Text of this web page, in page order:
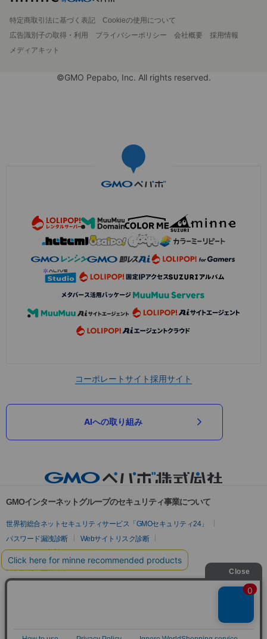
特定商取引法に基づく表記
Cookieの使用について
広告識別子の取得・利用
プライバシーポリシー 会社概要
採用情報
メディアキット
©GMO Pepabo, Inc. All rights reserved.
コーポレートサイト採用サイト
AIへの取り組み
GMOインターネットグループのセキュリティ事業について
世界初総合ネットセキュリティサービス「GMOセキュリティ24」
パスワード漏洩診断
Webサイトリスク診断
セキュリティ相談AIチャットボット
実在証明・盗聴対策
サイバー攻撃対策（GMOサイバーセキュリティ byイエラエ）